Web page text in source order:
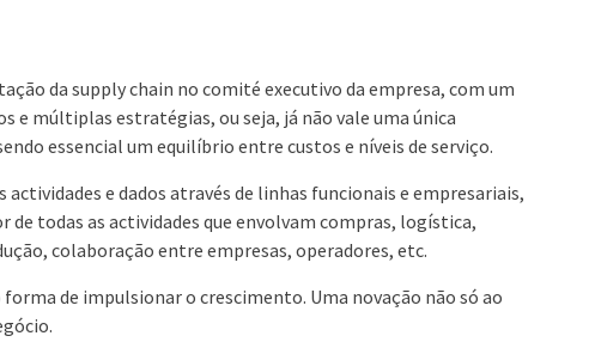
da supply chain no comité executivo da empresa, com um
múltiplas estratégias, ou seja, já não vale uma única
essencial um equilíbrio entre custos e níveis de serviço.
e dados através de linhas funcionais e empresariais,
de todas as actividades que envolvam compras, logística,
colaboração entre empresas, operadores, etc.
de impulsionar o crescimento. Uma novação não só ao